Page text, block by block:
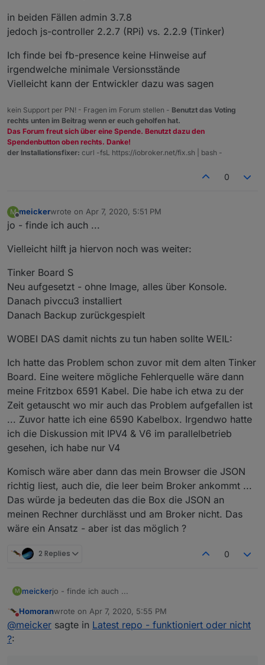
in beiden Fällen admin 3.7.8
jedoch js-controller 2.2.7 (RPi) vs. 2.2.9 (Tinker)
Ich finde bei fb-presence keine Hinweise auf
irgendwelche minimale Versionsstände
Vielleicht kann der Entwickler dazu was sagen
kein Support per PN! - Fragen im Forum stellen - Benutzt das Voting
rechts unten im Beitrag wenn er euch geholfen hat.
Das Forum freut sich über eine Spende. Benutzt dazu den
Spendenbutton oben rechts. Danke!
der Installationsfixer: curl -fsL https://iobroker.net/fix.sh | bash -
0
M
Offline
meickerwrote on Apr 7, 2020, 5:51 PM
last edited by
jo - finde ich auch ...
Vielleicht hilft ja hiervon noch was weiter:
Tinker Board S
Neu aufgesetzt - ohne Image, alles über Konsole.
Danach pivccu3 installiert
Danach Backup zurückgespielt
WOBEI DAS damit nichts zu tun haben sollte WEIL:
Ich hatte das Problem schon zuvor mit dem alten Tinker
Board. Eine weitere mögliche Fehlerquelle wäre dann
meine Fritzbox 6591 Kabel. Die habe ich etwa zu der
Zeit getauscht wo mir auch das Problem aufgefallen ist
... Zuvor hatte ich eine 6590 Kabelbox. Irgendwo hatte
ich die Diskussion mit IPV4 & V6 im parallelbetrieb
gesehen, ich habe nur V4
Komisch wäre aber dann das mein Browser die JSON
richtig liest, auch die, die leer beim Broker ankommt ...
Das würde ja bedeuten das die Box die JSON an
meinen Rechner durchlässt und am Broker nicht. Das
wäre ein Ansatz - aber ist das möglich ?
2 Replies 0
M meickerjo - finde ich auch ...
Vielleicht hilft ja hiervon noch was weiter:
Do not disturb
Homoranwrote on Apr 7, 2020, 5:55 PM
last edited by
@meicker sagte in Latest repo - funktioniert oder nicht
?: